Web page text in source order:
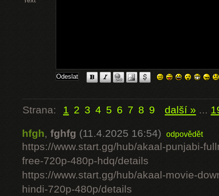
Strana: 1 2 3 4 5 6 7 8 9 další » ...
hfgh, fghfg (11.4.2025 16:54) odpovědět
https://www.start.gg/hub/akaal-punjabi-
free-720p-480p-hdq/details
https://www.start.gg/hub/akaal-movie-
hindi-720p-480p/details